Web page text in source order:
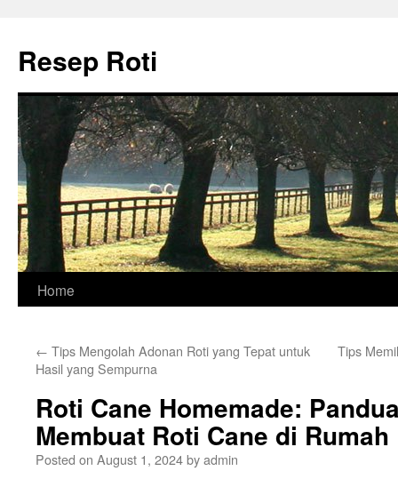
content
Resep Roti
Home
← Tips Mengolah Adonan Roti yang Tepat untuk
Hasil yang Sempurna
Tips
Roti Cane Homemade:
Membuat Roti Cane di Rumah
Posted on August 1, 2024byadmin